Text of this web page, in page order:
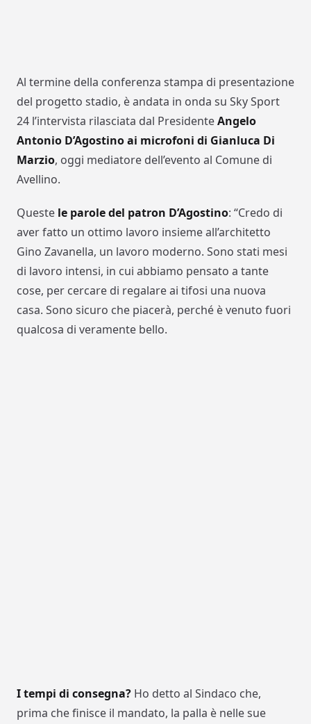
Al termine della conferenza stampa di presentazione
del progetto stadio, è andata in onda su Sky Sport
24 l’intervista rilasciata dal PresidenteAngelo
Antonio D’Agostino ai microfoni di Gianluca Di
Marzio, oggi mediatore dell’evento al Comune di
Avellino.
Queste le parole del patron D’Agostino: “Credo di
aver fatto un ottimo lavoro insieme all’architetto
Gino Zavanella, un lavoro moderno. Sono stati mesi
di lavoro intensi, in cui abbiamo pensato a tante
cose, per cercare di regalare ai tifosi una nuova
casa. Sono sicuro che piacerà, perché è venuto fuori
qualcosa di veramente bello.
I tempi di consegna? Ho detto al Sindaco che,
prima che finisce il mandato, la palla è nelle sue